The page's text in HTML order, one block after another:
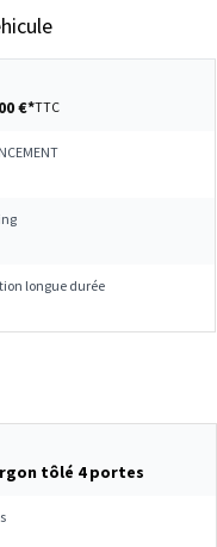
€*TTC
longue durée
tôlé 4 portes